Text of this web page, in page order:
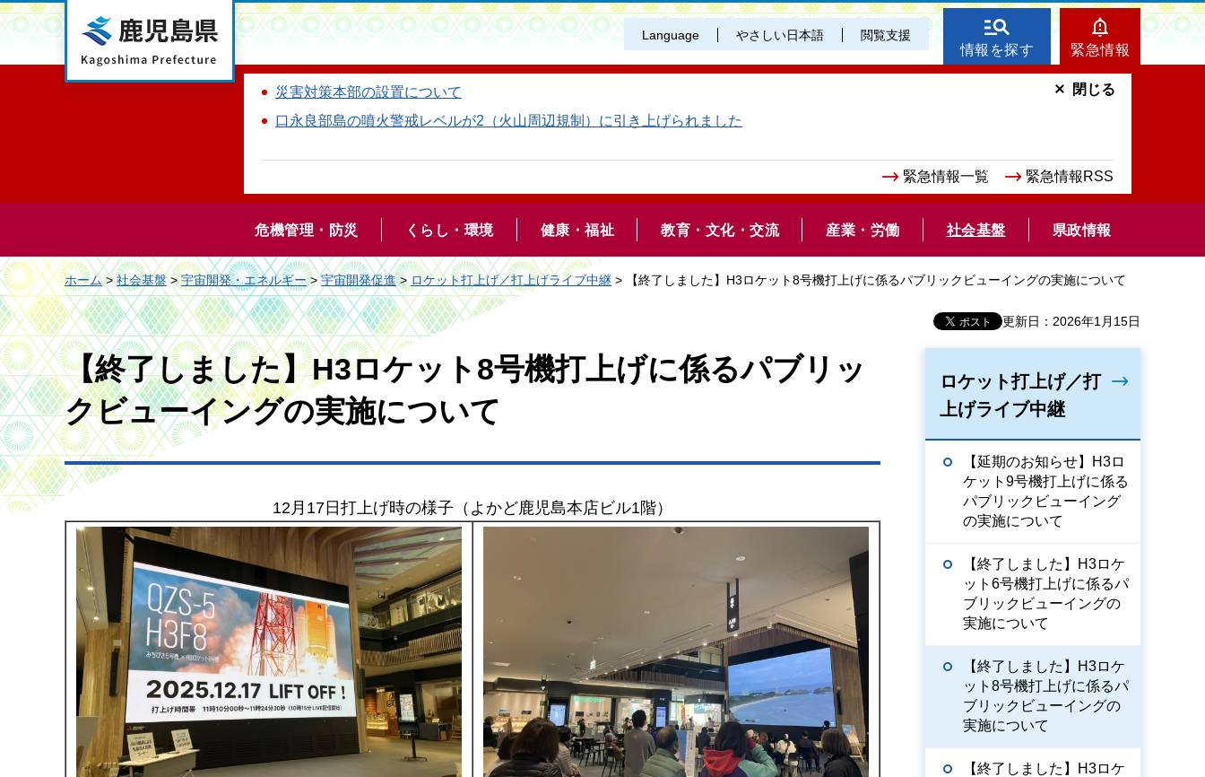
鹿児島県 Language やさしい日本語 閲覧支援
情報を探す 緊急情報
災害対策本部の設置について
口永良部島の噴火警戒レベルが2（火山周辺規制）に引き上げられました
緊急情報一覧 緊急情報RSS
閉じる
危機管理・防災 くらし・環境 健康・福祉 教育・文化・交流 産業・労働 社会基盤 県政情報
ホーム>社会基盤>宇宙開発・エネルギー>宇宙開発促進>ロケット打上げ／打上げライブ中継 > 【終了しました】H3ロケット8号機打上げに係るパブリックビューイングの実施について
更新日：2026年1月15日
【終了しました】H3ロケット8号機打上げに係るパブリッ
クビューイングの実施について
12月17日打上げ時の様子（よかど鹿児島本店ビル1階）
ロケット打上げ／打
上げライブ中継
【延期のお知らせ】H3ロ
ケット9号機打上げに係る
パブリックビューイング
の実施について
【終了しました】H3ロケ
ット6号機打上げに係るパ
ブリックビューイングの
実施について
【終了しました】H3ロケ
ット8号機打上げに係るパ
ブリックビューイングの
実施について
【終了しました】H3ロケ